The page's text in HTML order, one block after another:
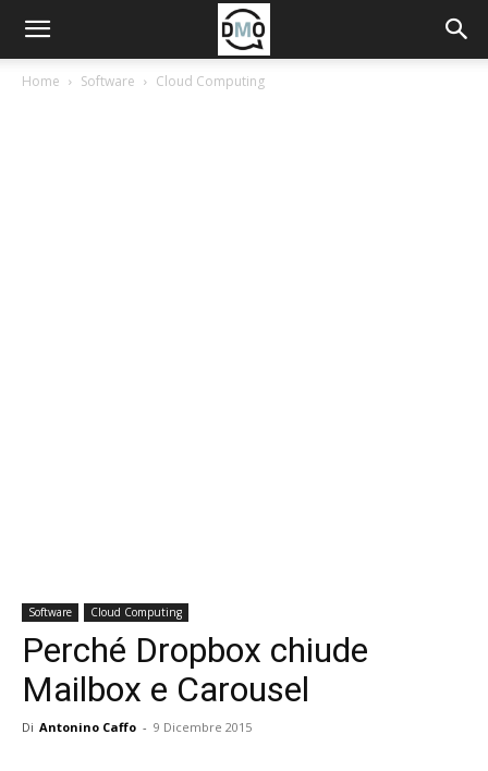
Home Software Cloud Computing
Software Cloud Computing
Perché Dropbox chiude
Mailbox e Carousel
Di Antonino Caffo - 9 Dicembre 2015